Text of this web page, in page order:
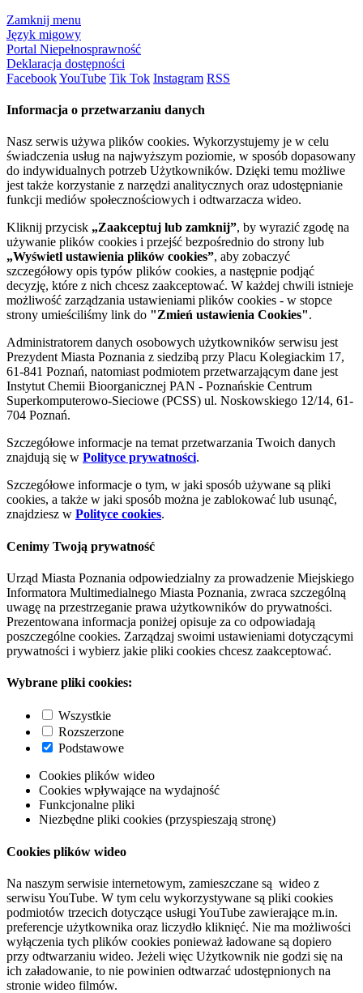
Zamknij menu
Język migowy
Portal Niepełnosprawność
Deklaracja dostępności
FacebookYouTube Tik Tok Instagram RSS
Informacja o przetwarzaniu danych
Nasz serwis używa plików cookies. Wykorzystujemy je w celu
świadczenia usług na najwyższym poziomie, w sposób dopasowany
do indywidualnych potrzeb Użytkowników. Dzięki temu możliwe
jest także korzystanie z narzędzi analitycznych oraz udostępnianie
funkcji mediów społecznościowych i odtwarzacza wideo.
Kliknij przycisk „Zaakceptuj lub zamknij”, by wyrazić zgodę na
używanie plików cookies i przejść bezpośrednio do strony lub
„Wyświetl ustawienia plików cookies”, aby zobaczyć
szczegółowy opis typów plików cookies, a następnie podjąć
decyzję, które z nich chcesz zaakceptować. W każdej chwili istnieje
możliwość zarządzania ustawieniami plików cookies - w stopce
strony umieściliśmy link do "Zmień ustawienia Cookies".
Administratorem danych osobowych użytkowników serwisu jest
Prezydent Miasta Poznania z siedzibą przy Placu Kolegiackim 17,
61-841 Poznań, natomiast podmiotem przetwarzającym dane jest
Instytut Chemii Bioorganicznej PAN - Poznańskie Centrum
Superkomputerowo-Sieciowe (PCSS) ul. Noskowskiego 12/14, 61-
704 Poznań.
Szczegółowe informacje na temat przetwarzania Twoich danych
znajdują się w Polityce prywatności.
Szczegółowe informacje o tym, w jaki sposób używane są pliki
cookies, a także w jaki sposób można je zablokować lub usunąć,
znajdziesz w Polityce cookies.
Cenimy Twoją prywatność
Urząd Miasta Poznania odpowiedzialny za prowadzenie Miejskiego
Informatora Multimedialnego Miasta Poznania, zwraca szczególną
uwagę na przestrzeganie prawa użytkowników do prywatności.
Prezentowana informacja poniżej opisuje za co odpowiadają
poszczególne cookies. Zarządzaj swoimi ustawieniami dotyczącymi
prywatności i wybierz jakie pliki cookies chcesz zaakceptować.
Wybrane pliki cookies:
Wszystkie
Rozszerzone
Podstawowe
Cookies plików wideo
Cookies wpływające na wydajność
Funkcjonalne pliki
Niezbędne pliki cookies (przyspieszają stronę)
Cookies plików wideo
Na naszym serwisie internetowym, zamieszczane są wideo z
serwisu YouTube. W tym celu wykorzystywane są pliki cookies
podmiotów trzecich dotyczące usługi YouTube zawierające m.in.
preferencje użytkownika oraz liczydło kliknięć. Nie ma możliwości
wyłączenia tych plików cookies ponieważ ładowane są dopiero
przy odtwarzaniu wideo. Jeżeli więc Użytkownik nie godzi się na
ich załadowanie, to nie powinien odtwarzać udostępnionych na
stronie wideo filmów.